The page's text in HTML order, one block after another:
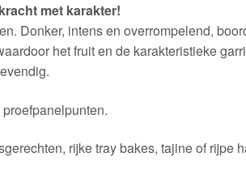
met karakter!
Donker, intens en overrompelend,
het fruit en de karakteristieke
rijke tray bakes, tajine of rijpe